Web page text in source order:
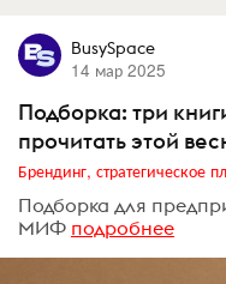
BusySpace
14 мар 2025
Подборка: три
прочитать этой
Брендинг, стратегическое
Подборка для
МИФ подробнее